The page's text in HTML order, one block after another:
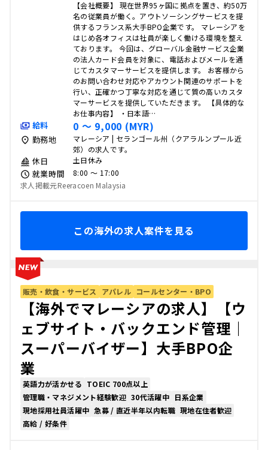
【会社概要】 現在世界95ヶ国に拠点を置き、約50万
名の従業員が働く。アウトソーシングサービスを提
供するフランス系大手BPO企業です。 マレーシアを
はじめ各オフィスは社員が楽しく働ける環境を整え
ております。 今回は、グローバル金融サービス企業
の法人カード会員を対象に、電話およびメールを通
じてカスタマーサービスを提供します。 お客様から
のお問い合わせ対応やアカウント関連のサポートを
行い、正確かつ丁寧な対応を通じて質の高いカスタ
マーサービスを提供していただきます。 【具体的な
お仕事内容】 ・日本語…
給料 0 〜 9,000 (MYR)
勤務地
マレーシア | セランゴール州（クアラルンプール近
郊）の求人です。
休日 土日休み
就業時間
8:00 〜 17:00
求人掲載元Reeracoen Malaysia
この海外の求人案件を見る
販売・飲食・サービス アパレル コールセンター・BPO
【海外でマレーシアの求人】【ウ
ェブサイト・バックエンド管理｜
スーパーバイザー】大手BPO企
業
英語力が活かせる TOEIC 700点以上
管理職・マネジメント経験歓迎 30代活躍中 日系企業
現地採用社員活躍中 急募 / 直近半年以内転職 現地在住者歓迎
高給 / 好条件